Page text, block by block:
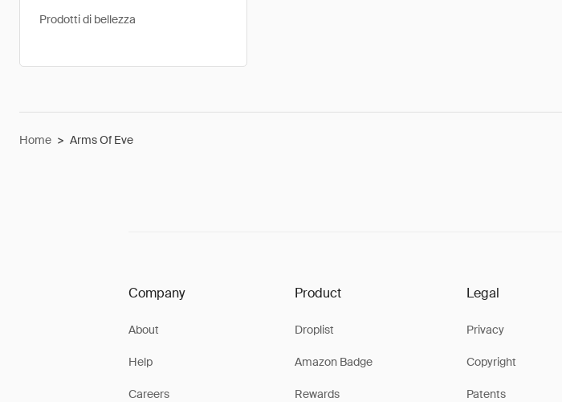
Prodotti di bellezza
Home > Arms Of Eve
Company
About
Help
Careers
Product
Droplist
Amazon Badge
Rewards
Legal
Privacy
Copyright
Patents